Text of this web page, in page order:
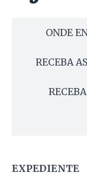
ONDE
RECEBA
EXPEDIENTE